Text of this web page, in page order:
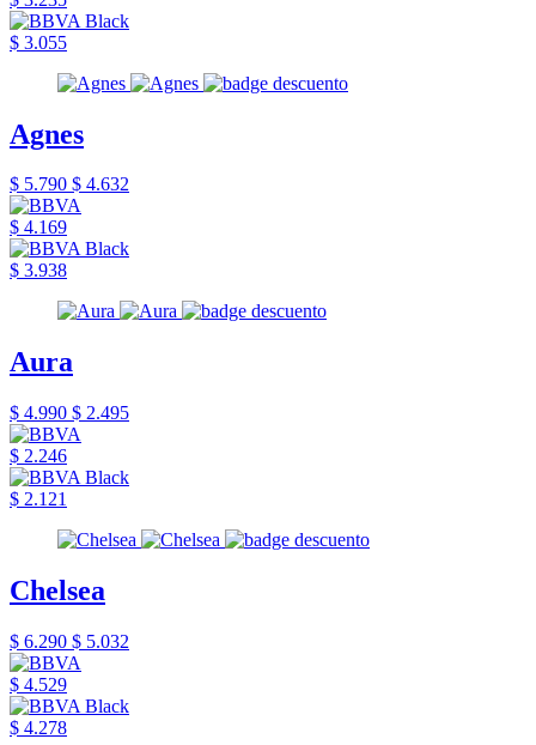
$ 3.055
Agnes
$ 5.790 $ 4.632
$ 4.169
$ 3.938
Aura
$ 4.990 $ 2.495
$ 2.246
$ 2.121
Chelsea
$ 6.290 $ 5.032
$ 4.529
$ 4.278